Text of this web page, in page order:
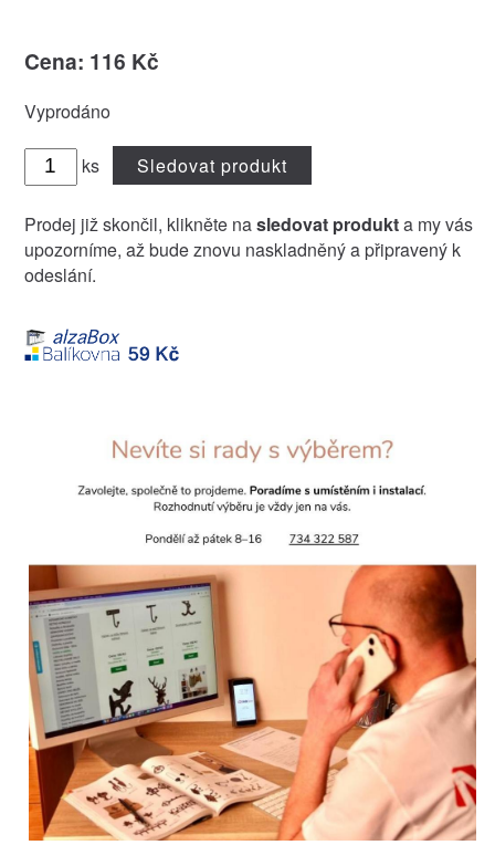
Cena: 116 Kč
Vyprodáno
ks Sledovat produkt
Prodej již skončil, klikněte nasledovat produkta my vás
upozorníme, až bude znovu naskladněný a připravený k
odeslání.